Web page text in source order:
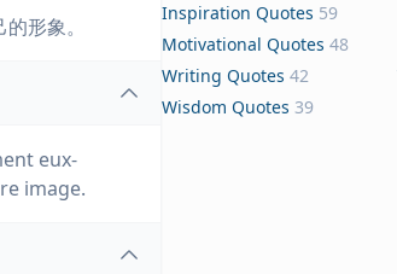
形象。
eux-
image.
Inspiration Quotes 59
Motivational Quotes 48
Writing Quotes 42
Wisdom Quotes 39